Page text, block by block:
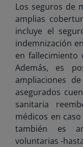
Los seguros de
amplias
incluye el
indemnización
en fallecimiento
Además, es
ampliaciones
asegurados
sanitaria
médicos en
también es
voluntarias -